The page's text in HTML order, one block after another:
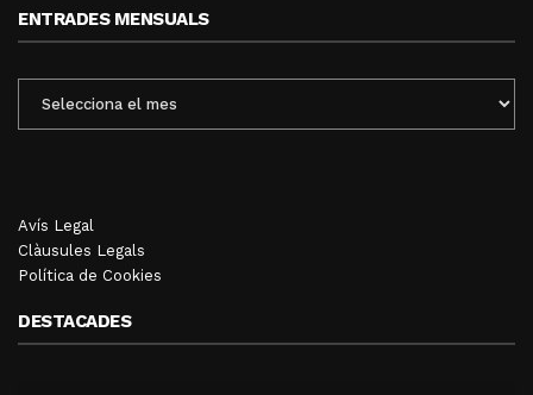
ENTRADES MENSUALS
MENSUALS
Avís Legal
Clàusules Legals
Política de Cookies
DESTACADES